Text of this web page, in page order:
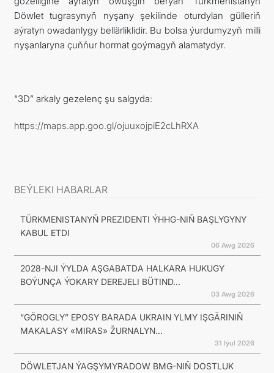
Döwlet tugrasynyň nyşany şekilinde oturdylan gülleriň
aýratyn owadanlygy bellärliklidir. Bu bolsa ýurdumyzyň milli
nyşanlaryna çuňňur hormat goýmagyň alamatydyr.
“3D” arkaly gezelenç şu salgyda:
https://maps.app.goo.gl/ojuuxojpiE2cLhRXA
BEÝLEKI HABARLAR
TÜRKMENISTANYŇ PREZIDENTI ÝHHG-NIŇ BAŞLYGYNY
KABUL ETDI
06 Awg 2026
2028-NJI ÝYLDA AŞGABATDA HALKARA HUKUGY
BOÝUNÇA ÝOKARY DEREJELI BÜTIND...
03 Awg 2026
“GÖROGLY” EPOSY BARADA UKRAIN YLMY IŞGÄRINIŇ
MAKALASY «MIRAS» ŽURNALYN...
31 Iýul 2026
DÖWLETJAN ÝAGŞYMYRADOW BMG-NIŇ DOSTLUK